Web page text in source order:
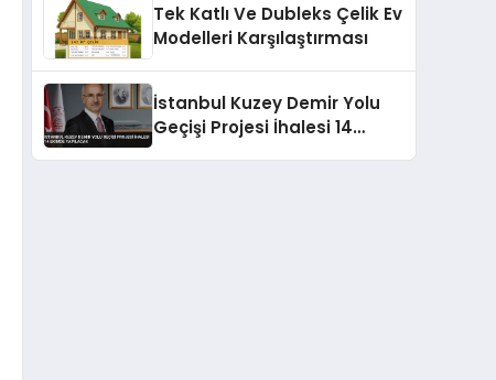
Tek Katlı Ve Dubleks Çelik Ev
Modelleri Karşılaştırması
İstanbul Kuzey Demir Yolu
Geçişi Projesi İhalesi 14